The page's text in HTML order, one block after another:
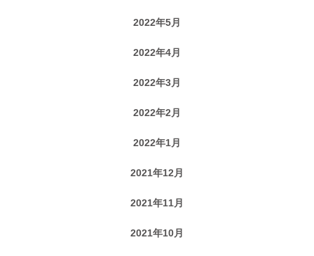
2022年5月
2022年4月
2022年3月
2022年2月
2022年1月
2021年12月
2021年11月
2021年10月